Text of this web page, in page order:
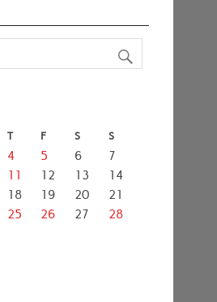
T F S S
4 5 6
7
11 12 13
14
18 19 20
21
25 26 27
28